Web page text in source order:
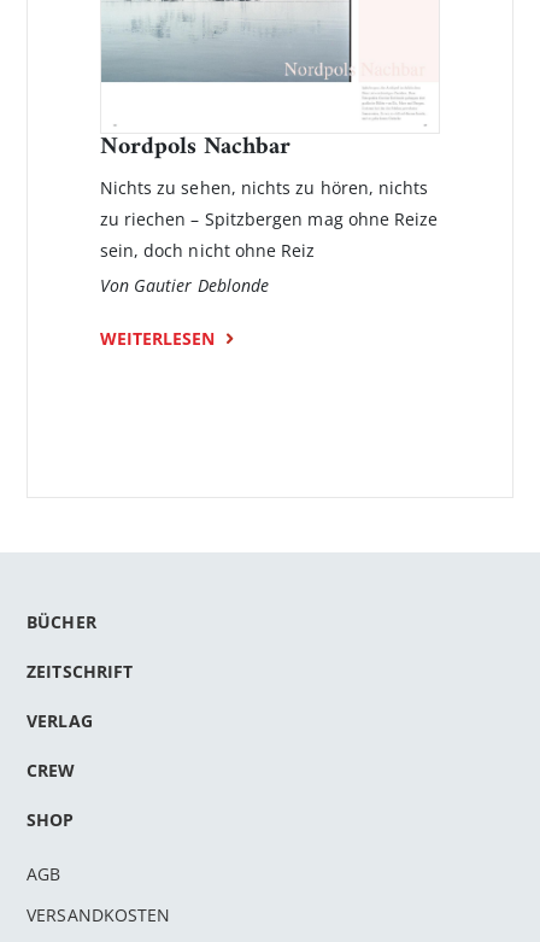
Nordpols Nachbar
Nichts zu sehen, nichts zu hören, nichts
zu riechen – Spitzbergen mag ohne Reize
sein, doch nicht ohne Reiz
Von Gautier Deblonde
WEITERLESEN
BÜCHER
ZEITSCHRIFT
VERLAG
CREW
SHOP
AGB
VERSANDKOSTEN